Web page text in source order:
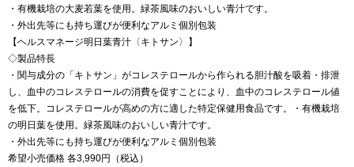
・有機栽培の大麦若葉を使用。緑茶風味のおいしい青汁です。
・外出先等にも持ち運びが便利なアルミ個別包装
【ヘルスマネージ明日葉青汁〈キトサン〉】
◇製品特長
・関与成分の「キトサン」がコレステロールから作られる胆汁酸を吸着・排泄
し、血中のコレステロールの消費を促すことにより、血中のコレステロール値
を低下。コレステロールが高めの方に適した特定保健用食品です。・有機栽培
の明日葉を使用。緑茶風味のおいしい青汁です。
・外出先等にも持ち運びが便利なアルミ個別包装
希望小売価格 各3,990円（税込）